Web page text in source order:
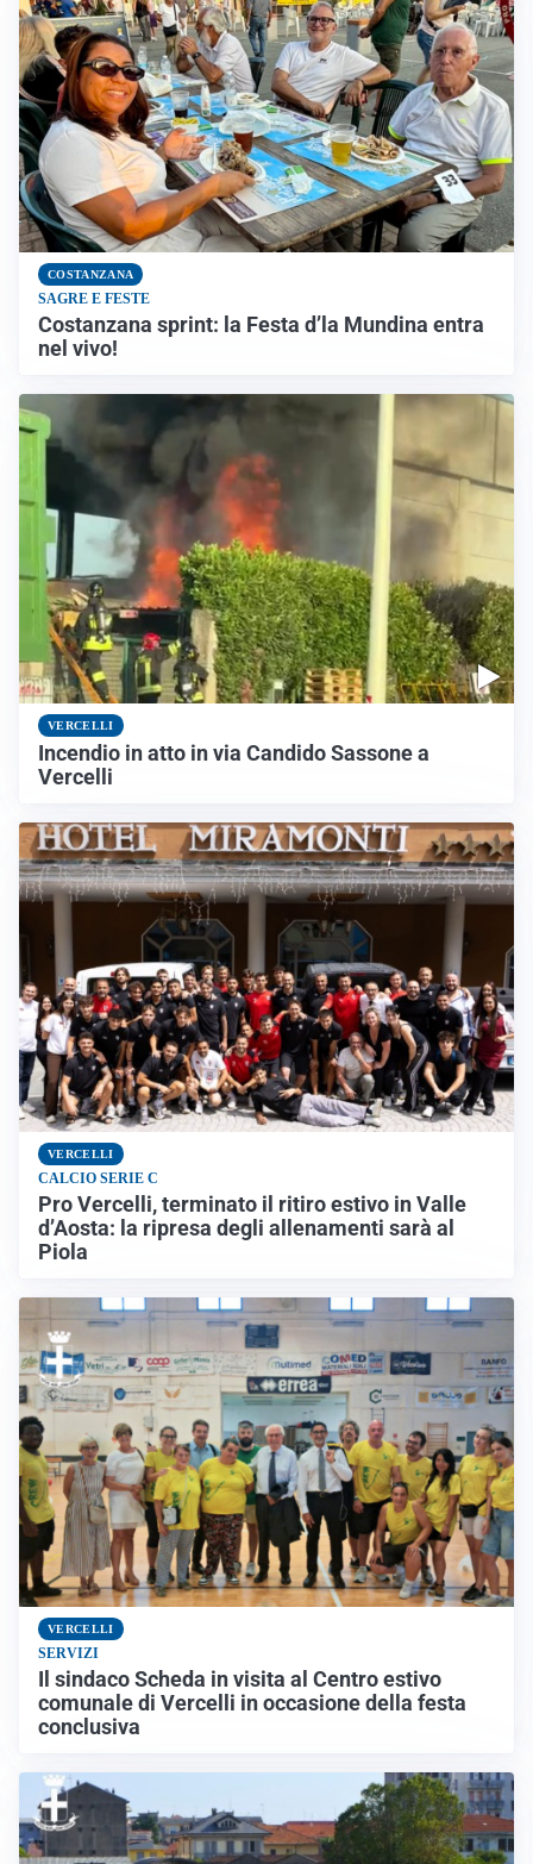
COSTANZANA
SAGRE E FESTE
Costanzana sprint: la Festa d’la Mundina entra
nel vivo!
VERCELLI
Incendio in atto in via Candido Sassone a
Vercelli
VERCELLI
CALCIO SERIE C
Pro Vercelli, terminato il ritiro estivo in Valle
d’Aosta: la ripresa degli allenamenti sarà al
Piola
VERCELLI
SERVIZI
Il sindaco Scheda in visita al Centro estivo
comunale di Vercelli in occasione della festa
conclusiva